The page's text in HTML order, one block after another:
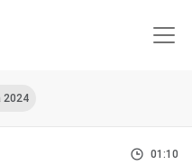
2024
01:10